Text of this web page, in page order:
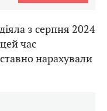
з серпня 2024
час
нарахували